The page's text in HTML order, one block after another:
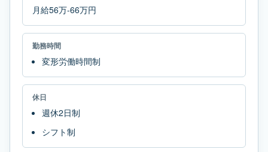
月給56万-66万円
勤務時間
変形労働時間制
休日
週休2日制
シフト制